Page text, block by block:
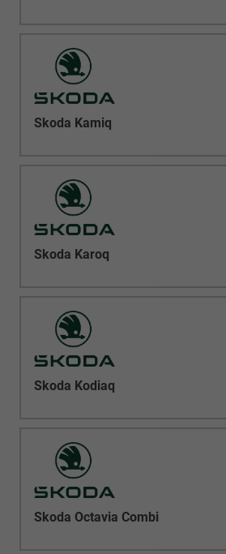
Skoda Kamiq
Skoda Karoq
Skoda Kodiaq
Skoda Octavia Combi